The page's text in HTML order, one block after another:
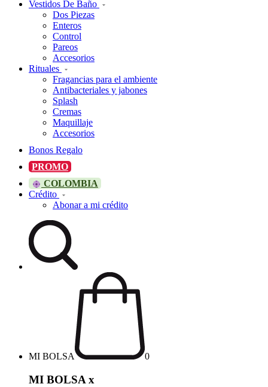
Vestidos De Baño
Dos Piezas
Enteros
Control
Pareos
Accesorios
Rituales
Fragancias para el ambiente
Antibacteriales y jabones
Splash
Cremas
Maquillaje
Accesorios
Bonos Regalo
PROMO
COLOMBIA
Crédito
Abonar a mi crédito
MI BOLSA 0
MI BOLSA x